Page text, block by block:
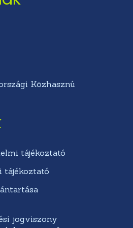
Közhasznú
tájékoztató
tájékoztató
jogviszony